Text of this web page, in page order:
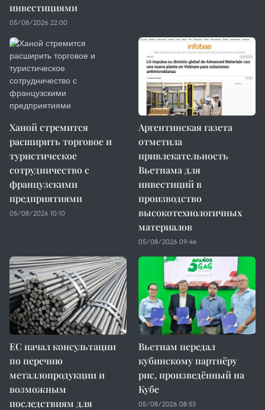
инвестициями
05/08/2026 22:00
Ханой стремится
расширить торговое и
туристическое
сотрудничество с
французскими
предприятиями
05/08/2026 10:10
Аргентинская газета
отметила
привлекательность
Вьетнама для
инвестиций в
производство
высокотехнологичных
материалов
05/08/2026 09:46
ЕС начал консультации
по перечню
металлопродукции и
возможным
последствиям для
Вьетнам передал
кубинскому партнёру
рис, произведённый на
Кубе
05/08/2026 08:53